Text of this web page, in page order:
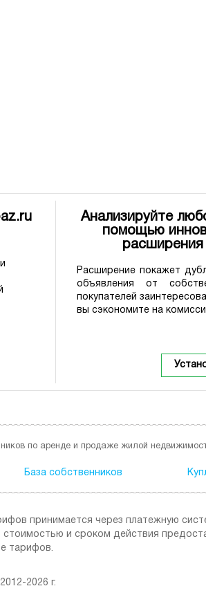
Анализируйте
помощью
Расширение покажет
объявления от
покупателей
вы сэкономите на
по аренде и продаже жилой
База собственников
принимается через платежную
стоимостью и сроком действия
тарифов.
2026 г.